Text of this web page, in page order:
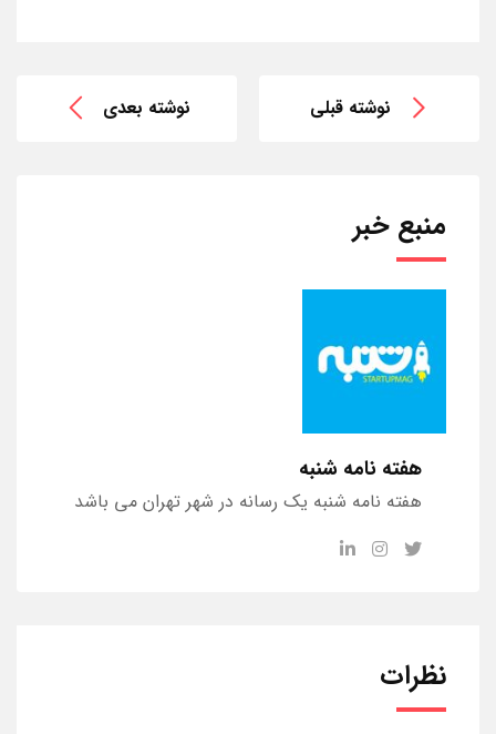
نوشته قبلی نوشته بعدی
منبع خبر
هفته نامه شنبه
هفته نامه شنبه یک رسانه در شهر تهران می باشد
نظرات